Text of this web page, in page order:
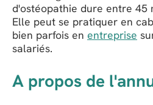
d'ostéopathie dure entre 45
Elle peut se pratiquer en
bien parfois en entreprise
salariés.
A propos de